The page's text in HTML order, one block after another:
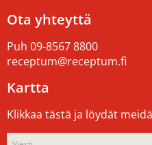
Ota yhteyttä
Puh 09-8567 8800
receptum@receptum.fi
Kartta
Klikkaa tästä ja löydät